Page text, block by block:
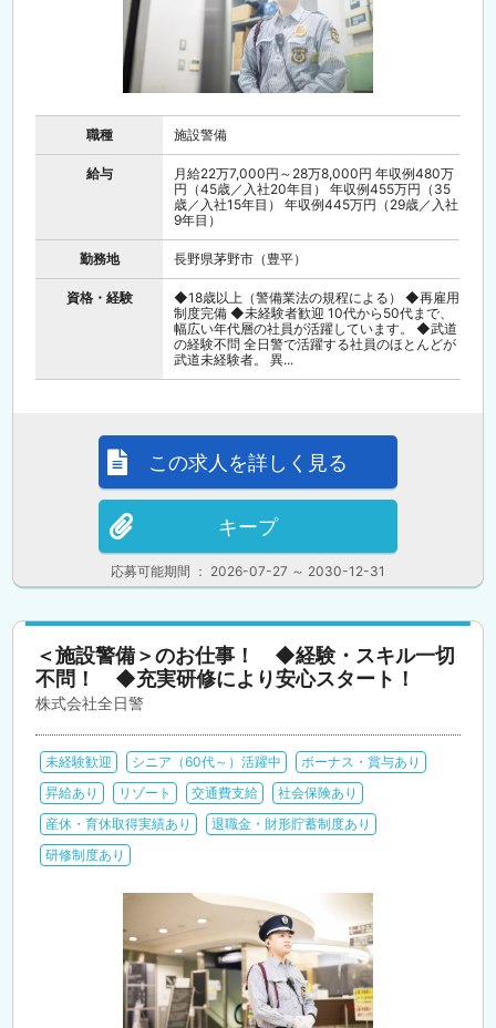
職種 施設警備
給与
月給22万7,000円～28万8,000円 年収例480万
円（45歳／入社20年目） 年収例455万円（35
歳／入社15年目） 年収例445万円（29歳／入社
9年目）
勤務地 長野県茅野市（豊平）
資格・経験
◆18歳以上（警備業法の規程による） ◆再雇用
制度完備 ◆未経験者歓迎 10代から50代まで、
幅広い年代層の社員が活躍しています。 ◆武道
の経験不問 全日警で活躍する社員のほとんどが
武道未経験者。 異...
応募可能期間 ： 2026-07-27 ～ 2030-12-31
この求人を詳しく見る
キープ
＜施設警備＞のお仕事！ ◆経験・スキル一切
不問！ ◆充実研修により安心スタート！
株式会社全日警
未経験歓迎 シニア（60代～）活躍中
ボーナス・賞与あり
昇給あり
リゾート 交通費支給
社会保険あり
産休・育休取得実績あり
退職金・財形貯蓄制度あり
研修制度あり